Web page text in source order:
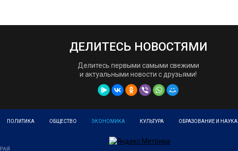
ДЕЛИТЕСЬ НОВОСТЯМИ
Делитесь первыми самыми свежими
и актуальными новости с друзьями!
ПОЛИТИКА ОБЩЕСТВО ЭКОНОМИКА КУЛЬТУРА ОБРАЗОВАНИЕ И НАУКА